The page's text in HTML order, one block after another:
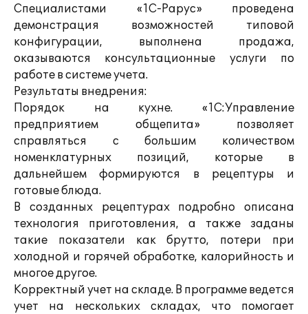
Специалистами «1С-Рарус» проведена
демонстрация возможностей типовой
конфигурации, выполнена продажа,
оказываются консультационные услуги по
работе в системе учета.
Результаты внедрения:
Порядок на кухне. «1С:Управление
предприятием общепита» позволяет
справляться с большим количеством
номенклатурных позиций, которые в
дальнейшем формируются в рецептуры и
готовые блюда.
В созданных рецептурах подробно описана
технология приготовления, а также заданы
такие показатели как брутто, потери при
холодной и горячей обработке, калорийность и
многое другое.
Корректный учет на складе. В программе ведется
учет на нескольких складах, что помогает